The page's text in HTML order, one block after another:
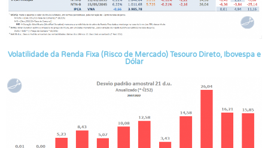
Volatilidade da Renda Fixa (Risco de Mercado) Tesouro Direto, Ibovespa e
Dólar